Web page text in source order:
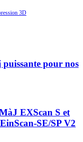
3D
pour nos
EXScan S et
SE/SP V2